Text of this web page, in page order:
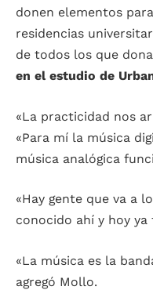
donen elementos
residencias
de todos los que
en el estudio de
«La practicidad nos
«Para mí la música
música analógica
«Hay gente que va a
conocido ahí y hoy ya
«La música es la
agregó Mollo.